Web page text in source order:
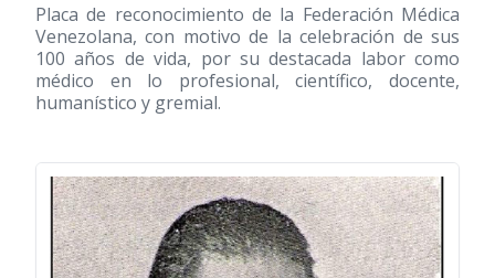
Placa de reconocimiento de la Federación Médica
Venezolana, con motivo de la celebración de sus
100 años de vida, por su destacada labor como
médico en lo profesional, científico, docente,
humanístico y gremial.